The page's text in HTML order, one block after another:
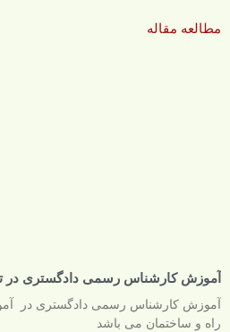
مطالعه مقاله
آموزش کارشناس رسمی دادگستری در
آموزش کارشناس رسمی دادگستری در
راه و ساختمان می باشد